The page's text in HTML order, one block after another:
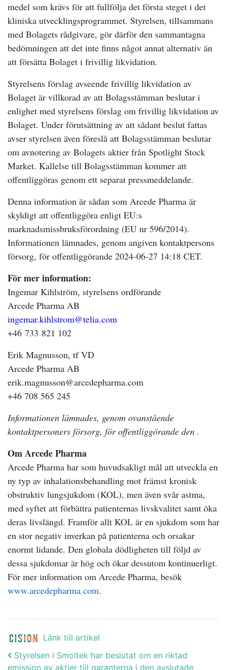
medel som krävs för att fullfölja det första steget i det
kliniska utvecklingsprogrammet. Styrelsen, tillsammans
med Bolagets rådgivare, gör därför den sammantagna
bedömningen att det inte finns något annat alternativ än
att försätta Bolaget i frivillig likvidation.
Styrelsens förslag avseende frivillig likvidation av
Bolaget är villkorad av att Bolagsstämman beslutar i
enlighet med styrelsens förslag om frivillig likvidation av
Bolaget. Under förutsättning av att sådant beslut fattas
avser styrelsen även föreslå att Bolagsstämman beslutar
om avnotering av Bolagets aktier från Spotlight Stock
Market. Kallelse till Bolagsstämman kommer att
offentliggöras genom ett separat pressmeddelande.
Denna information är sådan som Arcede Pharma är
skyldigt att offentliggöra enligt EU:s
marknadsmissbruksförordning (EU nr 596/2014).
Informationen lämnades, genom angiven kontaktpersons
försorg, för offentliggörande 2024-06-27 14:18 CET.
För mer information:
Ingemar Kihlström, styrelsens ordförande
Arcede Pharma AB
ingemar.kihlstrom@telia.com
+46 733 821 102
Erik Magnusson, tf VD
Arcede Pharma AB
erik.magnusson@arcedepharma.com
+46 708 565 245
Informationen lämnades, genom ovanstående
kontaktpersoners försorg, för offentliggörande den .
Om Arcede Pharma
Arcede Pharma har som huvudsakligt mål att utveckla en
ny typ av inhalationsbehandling mot främst kronisk
obstruktiv lungsjukdom (KOL), men även svår astma,
med syftet att förbättra patienternas livskvalitet samt öka
deras livslängd. Framför allt KOL är en sjukdom som har
en stor negativ inverkan på patienterna och orsakar
enormt lidande. Den globala dödligheten till följd av
dessa sjukdomar är hög och ökar dessutom kontinuerligt.
För mer information om Arcede Pharma, besök
www.arcedepharma.com.
Länk till artikel
Post navigation
Styrelsen i Smoltek har beslutat om en riktad
emission av aktier till garanterna i den avslutade